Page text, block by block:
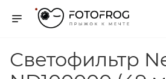
Светофильтр